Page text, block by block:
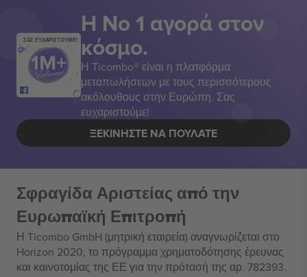
ΣΑΣ ΕΥΧΑΡΙΣΤΟΥΜΕ!
Η Νο 1 αγορά στον
κόσμο.
Η Ticombo® είναι η πλατφόρμα
μεταπωλήσεων με τους περισσότερους
ακόλουθους στην Ευρώπη. Σας
ευχαριστούμε!
ΞΕΚΙΝΉΣΤΕ ΝΑ ΠΟΥΛΆΤΕ
Σφραγίδα Αριστείας από την
Ευρωπαϊκή Επιτροπή
Η Ticombo GmbH (μητρική εταιρεία) αναγνωρίζεται στο
Horizon 2020, το πρόγραμμα χρηματοδότησης έρευνας
και καινοτομίας της ΕΕ για την πρότασή της αρ. 782393.